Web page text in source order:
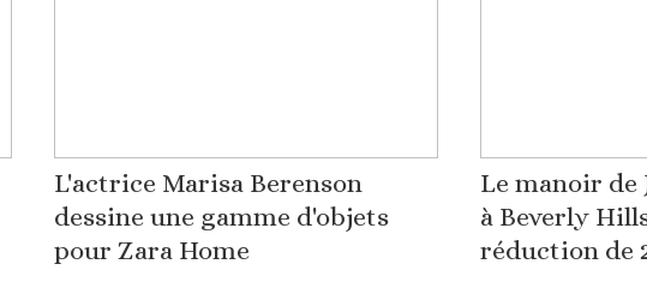
L'actrice Marisa Berenson
dessine une gamme d'objets
pour Zara Home
Le manoir de
à Beverly
réduction de